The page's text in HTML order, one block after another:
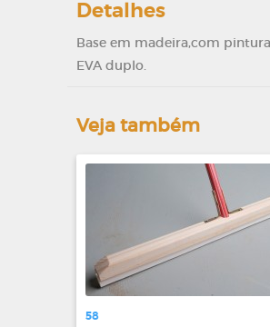
Detalhes
Base em madeira,com
EVA duplo.
Veja também
58